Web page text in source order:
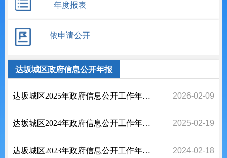
年度报表
依申请公开
达坂城区政府信息公开年报
达坂城区2025年政府信息公开工作年度报告 2026-02-09
达坂城区2024年政府信息公开工作年度报告 2025-02-19
达坂城区2023年政府信息公开工作年度报告 2024-02-18